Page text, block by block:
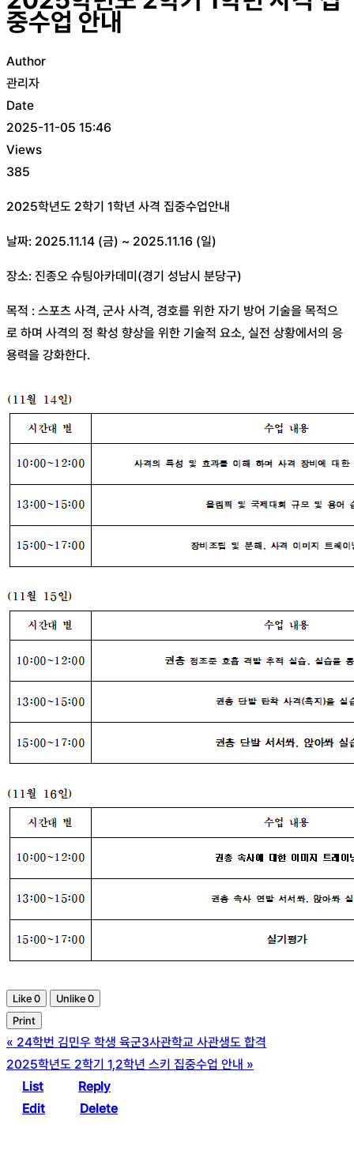
중수업 안내
Author
관리자
Date
2025-11-05 15:46
Views
385
2025학년도 2학기 1학년 사격 집중수업안내
날짜: 2025.11.14 (금) ~ 2025.11.16 (일)
장소: 진종오 슈팅아카데미(경기 성남시 분당구)
목적 : 스포츠 사격, 군사 사격, 경호를 위한 자기 방어 기술을 목적으
로 하며 사격의 정 확성 향상을 위한 기술적 요소, 실전 상황에서의 응
용력을 강화한다.
Like0 Unlike0
Print
« 24학번 김민우 학생 육군3사관학교 사관생도 합격
2025학년도 2학기 1,2학년 스키 집중수업 안내 »
List
Reply
Edit
Delete